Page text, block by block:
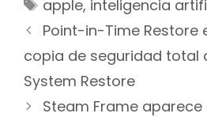
apple, inteligencia
Navegación
de
entradas
Point-in-Time Restore
copia de seguridad total
System Restore
Steam Frame